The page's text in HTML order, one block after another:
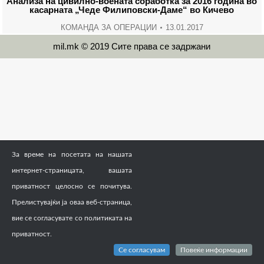
касарната „Чеде Филиповски-Даме“ во Кичево
КОМАНДА ЗА ОПЕРАЦИИ 13.01.2017
mil.mk © 2019 Сите права се задржани
За време на посетата на нашата
интернет-страницата, вашата
приватност целосно се почитува.
Прелистувајќи ја оваа веб-страница,
вие се согласувате со политиката на
приватност.
Се согласувам Повеќе информации